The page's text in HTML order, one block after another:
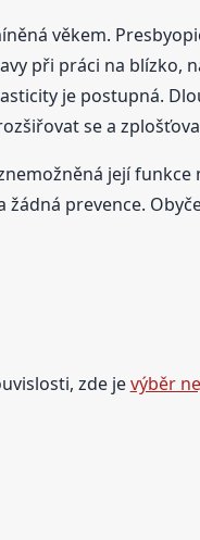
věkem.
při práci na blízko,
je postupná.
se a
její funkce
prevence.
zde jevýběr